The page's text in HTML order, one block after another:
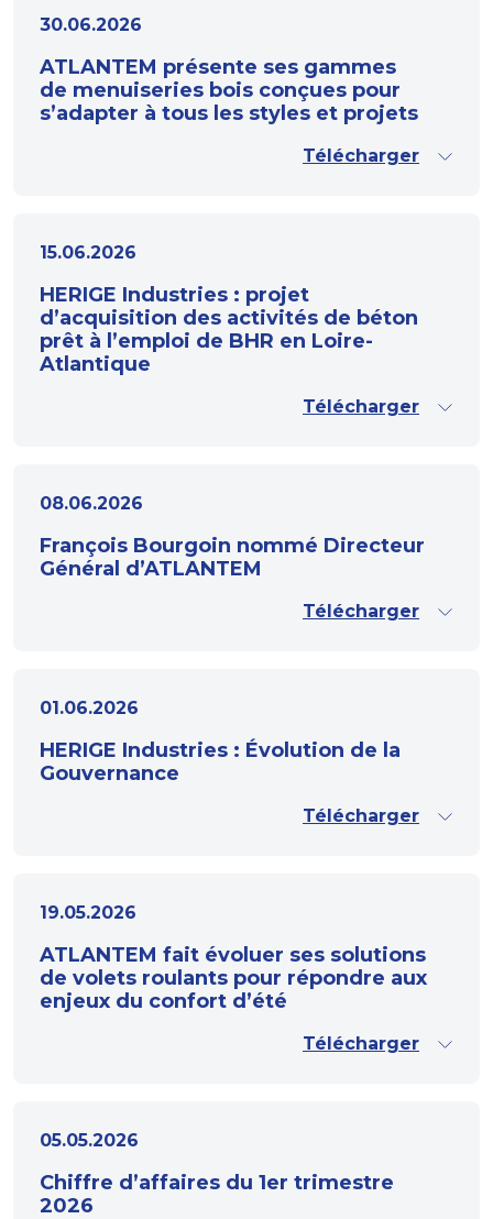
30.06.2026
ATLANTEM présente ses gammes
de menuiseries bois conçues pour
s’adapter à tous les styles et projets
Télécharger
15.06.2026
HERIGE Industries : projet
d’acquisition des activités de béton
prêt à l’emploi de BHR en Loire-
Atlantique
Télécharger
08.06.2026
François Bourgoin nommé Directeur
Général d’ATLANTEM
Télécharger
01.06.2026
HERIGE Industries : Évolution de la
Gouvernance
Télécharger
19.05.2026
ATLANTEM fait évoluer ses solutions
de volets roulants pour répondre aux
enjeux du confort d’été
Télécharger
05.05.2026
Chiffre d’affaires du 1er trimestre
2026